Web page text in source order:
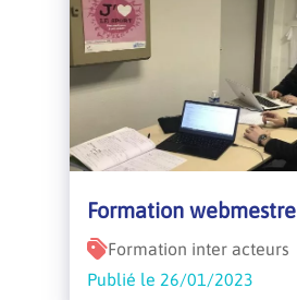
Formation webmestre
Formation inter acteurs
Publié le 26/01/2023